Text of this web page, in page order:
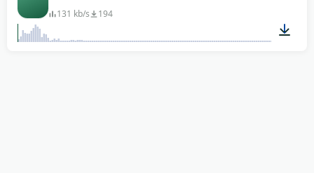
131 kb/s 194